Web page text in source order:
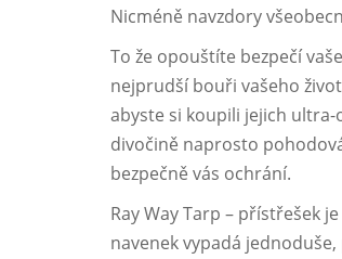
Nicméně navzdory
To že opouštíte bezpečí
nejprudší bouři vašeho
abyste si koupili jejich
divočině naprosto
bezpečně vás ochrání.
Ray Way Tarp – přístřešek
navenek vypadá